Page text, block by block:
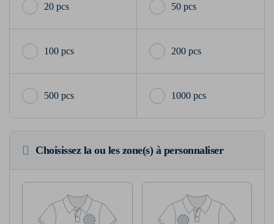
20 pcs 50 pcs
100 pcs 200 pcs
500 pcs 1000 pcs
Choisissez la ou les zone(s) à personnaliser